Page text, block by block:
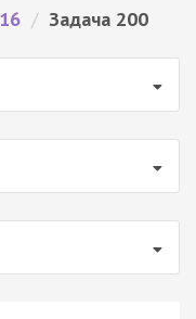
/ Задача 200